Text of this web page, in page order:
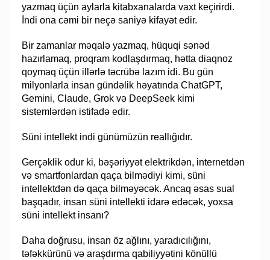
yazmaq üçün aylarla kitabxanalarda vaxt keçirirdi.
İndi ona cəmi bir neçə saniyə kifayət edir.
Bir zamanlar məqalə yazmaq, hüquqi sənəd
hazırlamaq, proqram kodlaşdırmaq, hətta diaqnoz
qoymaq üçün illərlə təcrübə lazım idi. Bu gün
milyonlarla insan gündəlik həyatında ChatGPT,
Gemini, Claude, Grok və DeepSeek kimi
sistemlərdən istifadə edir.
Süni intellekt indi günümüzün reallığıdır.
Gerçəklik odur ki, bəşəriyyət elektrikdən, internetdən
və smartfonlardan qaça bilmədiyi kimi, süni
intellektdən də qaça bilməyəcək. Ancaq əsas sual
başqadır, insan süni intellekti idarə edəcək, yoxsa
süni intellekt insanı?
Daha doğrusu, insan öz ağlını, yaradıcılığını,
təfəkkürünü və araşdırma qabiliyyətini könüllü